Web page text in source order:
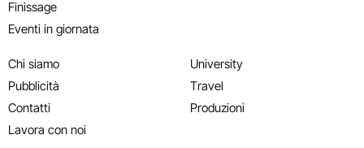
Finissage
Eventi in giornata
Chi siamo
Pubblicità
Contatti
Lavora con noi
University
Travel
Produzioni